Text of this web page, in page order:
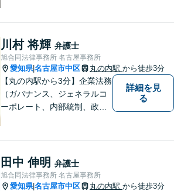
様のお望みの解決に導きま
す。まずはお気軽にご相談く
ださい！【完全個室対応】
川村 将輝 弁護士
旭合同法律事務所 名古屋事務所
愛知県|名古屋市中区 丸の内駅 から徒歩3分
【丸の内駅から3分】企業法務
（ガバナンス、ジェネラルコ
ーポレート、内部統制、政策
ど。個人・法人問わず、初め
ての方でもまずはご相談下さ
い。【ビデオ面談・メール相
詳細を見
る
田中 伸明 弁護士
旭合同法律事務所 名古屋事務所
愛知県|名古屋市中区 丸の内駅 から徒歩3分